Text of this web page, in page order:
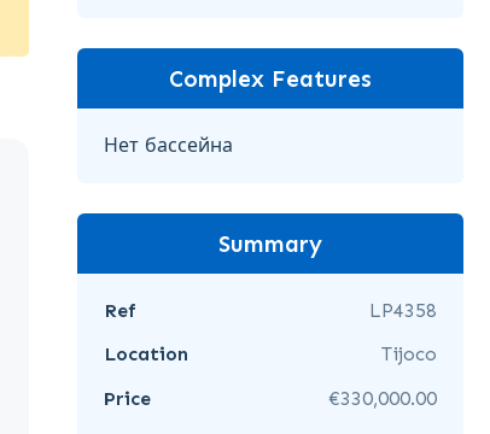
Complex Features
Нет бассейна
Summary
Ref
LP4358
Location
Tijoco
Price
€330,000.00